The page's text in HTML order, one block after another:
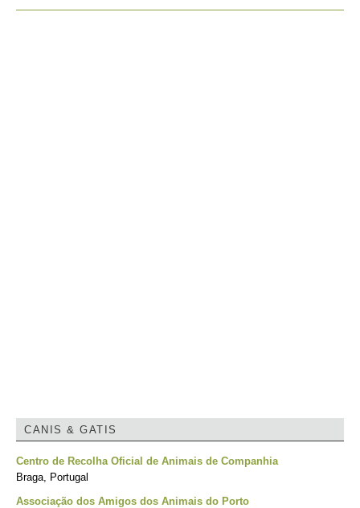
CANIS & GATIS
Centro de Recolha Oficial de Animais de Companhia
Braga, Portugal
Associação dos Amigos dos Animais do Porto